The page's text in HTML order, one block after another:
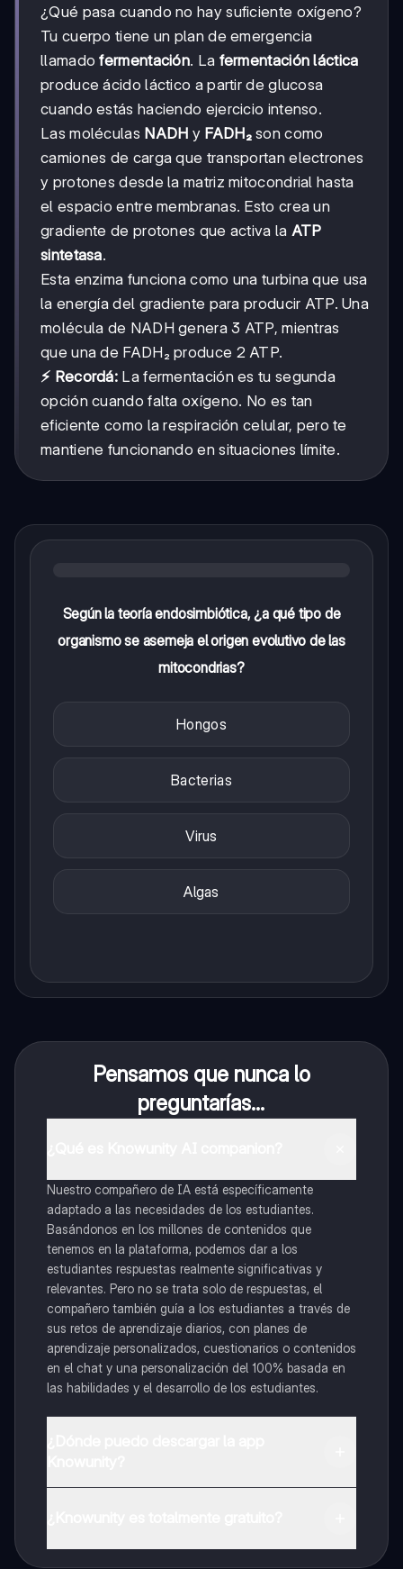
¿Qué pasa cuando no hay suficiente oxígeno?
Tu cuerpo tiene un plan de emergencia
llamadofermentación. La fermentación láctica
produce ácido láctico a partir de glucosa
cuando estás haciendo ejercicio intenso.
Las moléculas NADH y FADH₂son como
camiones de carga que transportan electrones
y protones desde la matriz mitocondrial hasta
el espacio entre membranas. Esto crea un
gradiente de protones que activa la ATP
sintetasa.
Esta enzima funciona como una turbina que usa
la energía del gradiente para producir ATP. Una
molécula de NADH genera 3 ATP, mientras
que una de FADH₂ produce 2 ATP.
⚡ Recordá: La fermentación es tu segunda
opción cuando falta oxígeno. No es tan
eficiente como la respiración celular, pero te
mantiene funcionando en situaciones límite.
Según la teoría endosimbiótica, ¿a qué tipo de
organismo se asemeja el origen evolutivo de las
mitocondrias?
Hongos
Bacterias
Virus
Algas
Pensamos que nunca lo
preguntarías...
Nuestro compañero de IA está específicamente
adaptado a las necesidades de los estudiantes.
Basándonos en los millones de contenidos que
tenemos en la plataforma, podemos dar a los
estudiantes respuestas realmente significativas y
relevantes. Pero no se trata solo de respuestas, el
compañero también guía a los estudiantes a través de
sus retos de aprendizaje diarios, con planes de
aprendizaje personalizados, cuestionarios o contenidos
en el chat y una personalización del 100% basada en
las habilidades y el desarrollo de los estudiantes.